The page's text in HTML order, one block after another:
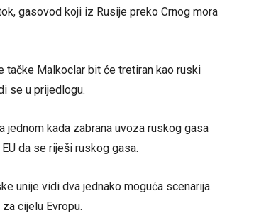
gasovod koji iz Rusije preko Crnog mora
tačke Malkoclar bit će tretiran kao ruski
se u prijedlogu.
jednom kada zabrana uvoza ruskog gasa
da se riješi ruskog gasa.
unije vidi dva jednako moguća scenarija.
cijelu Evropu.